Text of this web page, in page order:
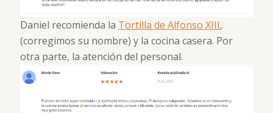
Daniel recomienda la Tortilla de Alfonso XIII,
(corregimos su nombre) y la cocina casera. Por
otra parte, la atención del personal.